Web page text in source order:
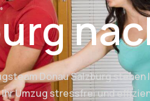
Donau Salzburg
Umzug stressfrei und